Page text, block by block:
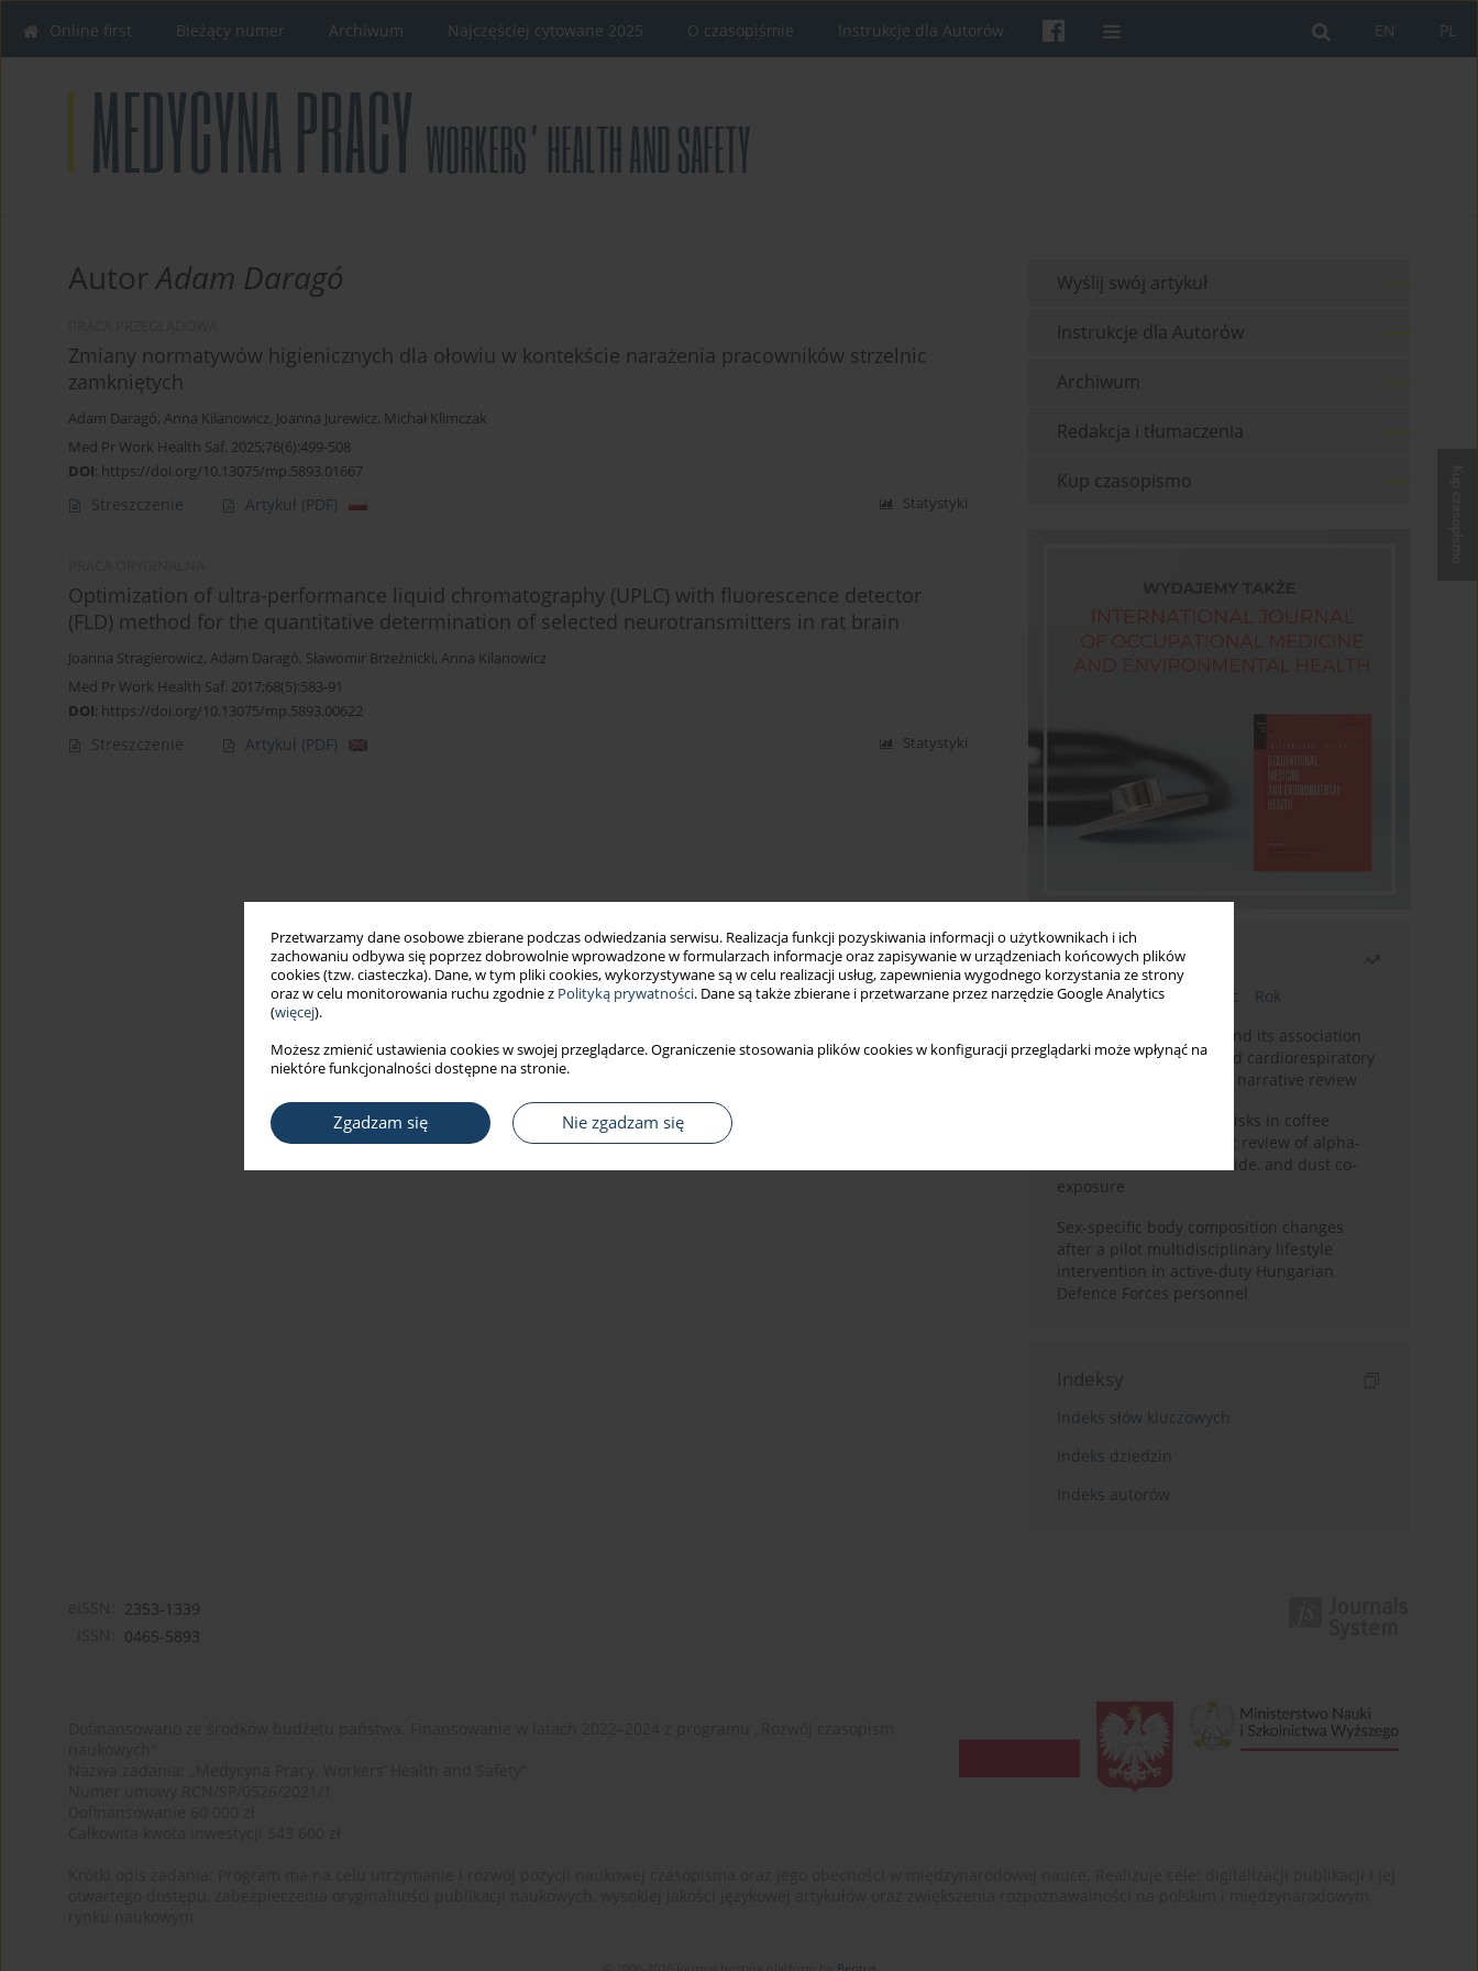
Przetwarzamy dane osobowe zbierane podczas odwiedzania serwisu. Realizacja funkcji pozyskiwania informacji o użytkownikach i ich
zachowaniu odbywa się poprzez dobrowolnie wprowadzone w formularzach informacje oraz zapisywanie w urządzeniach końcowych plików
cookies (tzw. ciasteczka). Dane, w tym pliki cookies, wykorzystywane są w celu realizacji usług, zapewnienia wygodnego korzystania ze strony
oraz w celu monitorowania ruchu zgodnie z Polityką prywatności. Dane są także zbierane i przetwarzane przez narzędzie Google Analytics
(więcej).
Możesz zmienić ustawienia cookies w swojej przeglądarce. Ograniczenie stosowania plików cookies w konfiguracji przeglądarki może wpłynąć na
niektóre funkcjonalności dostępne na stronie.
Zgadzam się Nie zgadzam się
PL
EN
Online first Bieżący numer Archiwum Najczęściej cytowane 2025 O czasopiśmie Instrukcje dla Autorów
AutorAdam Daragó
Zmiany normatywów higienicznych dla ołowiu w kontekście narażenia pracowników strzelnic
zamkniętych
Adam Daragó, Anna Kilanowicz, Joanna Jurewicz, Michał Klimczak
Med Pr Work Health Saf. 2025;76(6):499-508
DOI: https://doi.org/10.13075/mp.5893.01667
Streszczenie Artykuł (PDF) Statystyki
Optimization of ultra-performance liquid chromatography (UPLC) with fluorescence detector
(FLD) method for the quantitative determination of selected neurotransmitters in rat brain
Joanna Stragierowicz, Adam Daragó, Sławomir Brzeźnicki, Anna Kilanowicz
Med Pr Work Health Saf. 2017;68(5):583-91
DOI: https://doi.org/10.13075/mp.5893.00622
Streszczenie Artykuł (PDF) Statystyki
Wyślij swój artykuł
Instrukcje dla Autorów
Archiwum
Redakcja i tłumaczenia
Kup czasopismo
Najczęściej czytane
Bieżący numer Miesiąc
Rok
Occupational burnout and its association
with physical activity and cardiorespiratory
fitness among nurses: a narrative review
Synergistic respiratory risks in coffee
processing: a systematic review of alpha-
diketone, carbon monoxide, and dust co-
exposure
Sex-specific body composition changes
after a pilot multidisciplinary lifestyle
intervention in active-duty Hungarian
Defence Forces personnel
Indeksy
Indeks słów kluczowych
Indeks dziedzin
Indeks autorów
2353-1339
0465-5893